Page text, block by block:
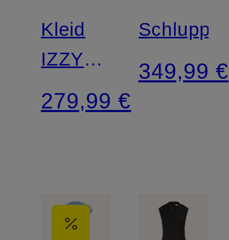
SWEDEN
Kleid
IZZY
mit 3/4-
Arm
279,99 €
SWEDEN
349,99 €